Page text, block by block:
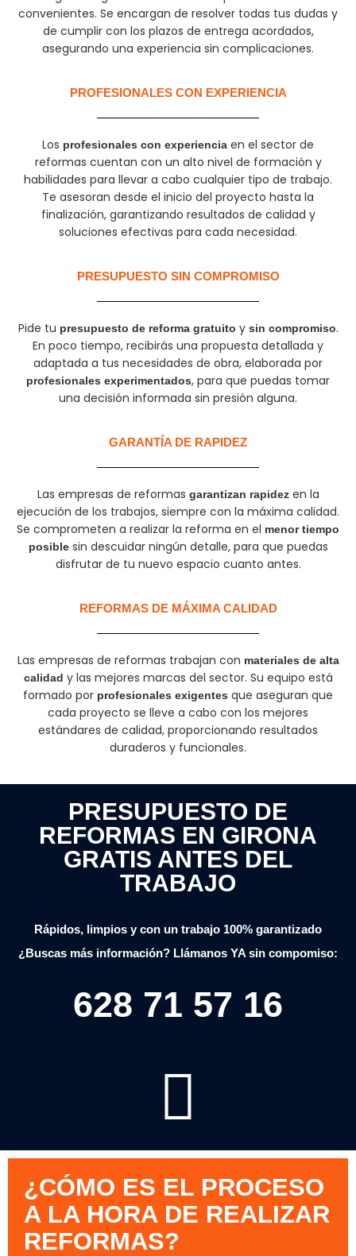
convenientes. Se encargan de resolver todas tus dudas y
de cumplir con los plazos de entrega acordados,
asegurando una experiencia sin complicaciones.
PROFESIONALES CON EXPERIENCIA​
Los profesionales con experiencia en el sector de
reformas cuentan con un alto nivel de formación y
habilidades para llevar a cabo cualquier tipo de trabajo.
Te asesoran desde el inicio del proyecto hasta la
finalización, garantizando resultados de calidad y
soluciones efectivas para cada necesidad.
PRESUPUESTO SIN COMPROMISO
Pide tu presupuesto de reforma gratuito y sin compromiso.
En poco tiempo, recibirás una propuesta detallada y
adaptada a tus necesidades de obra, elaborada por
profesionales experimentados, para que puedas tomar
una decisión informada sin presión alguna.
GARANTÍA DE RAPIDEZ​
Las empresas de reformas garantizan rapidezen la
ejecución de los trabajos, siempre con la máxima calidad.
Se comprometen a realizar la reforma en el menor tiempo
posiblesin descuidar ningún detalle, para que puedas
disfrutar de tu nuevo espacio cuanto antes.
REFORMAS DE MÁXIMA CALIDAD
Las empresas de reformas trabajan con materiales de alta
calidad y las mejores marcas del sector. Su equipo está
formado por profesionales exigentes que aseguran que
cada proyecto se lleve a cabo con los mejores
estándares de calidad, proporcionando resultados
duraderos y funcionales.
PRESUPUESTO DE
REFORMAS EN GIRONA
GRATIS ANTES DEL
TRABAJO
Rápidos, limpios y con un trabajo 100% garantizado
¿Buscas más información? Llámanos YA sin compomiso:
628 71 57 16
¿CÓMO ES EL PROCESO
A LA HORA DE REALIZAR
REFORMAS?